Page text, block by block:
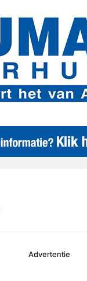
Advertentie